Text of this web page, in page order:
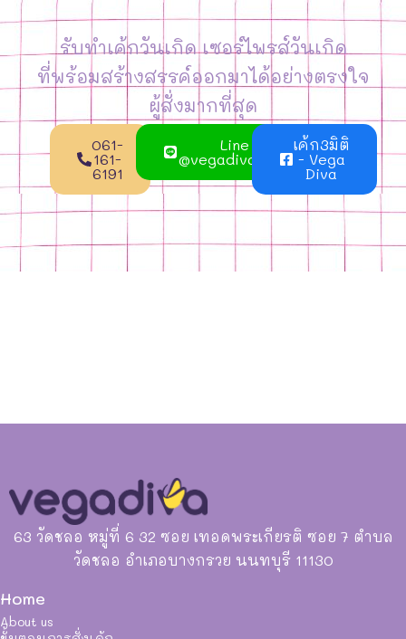
รับทำเค้กวันเกิด เซอร์ไพรส์วันเกิด
ที่พร้อมสร้างสรรค์ออกมาได้อย่างตรงใจ
ผู้สั่งมากที่สุด
061-
161-
6191
Line
@vegadivacake
เค้ก3มิติ
- Vega
Diva
63 วัดชลอ หมู่ที่ 6 32 ซอย เทอดพระเกียรติ ซอย 7 ตำบล
วัดชลอ อำเภอบางกรวย นนทบุรี 11130
Home
About us